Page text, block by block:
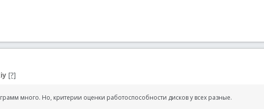
[?]
много. Но, критерии оценки работоспособности дисков у всех разные.